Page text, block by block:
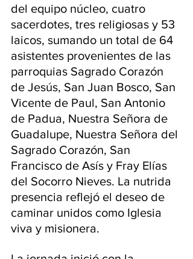
del equipo núcleo, cuatro
sacerdotes, tres religiosas y 53
laicos, sumando un total de 64
asistentes provenientes de las
parroquias Sagrado Corazón
de Jesús, San Juan Bosco, San
Vicente de Paul, San Antonio
de Padua, Nuestra Señora de
Guadalupe, Nuestra Señora del
Sagrado Corazón, San
Francisco de Asís y Fray Elías
del Socorro Nieves. La nutrida
presencia reflejó el deseo de
caminar unidos como Iglesia
viva y misionera.